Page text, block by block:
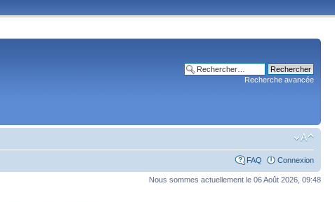
Recherche avancée
FAQ Connexion
Nous sommes actuellement le 06 Août 2026, 09:48